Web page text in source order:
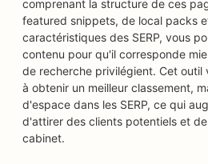
comprenant la structure de ces
featured snippets, de local packs
caractéristiques des SERP, vous
contenu pour qu'il corresponde
de recherche privilégient. Cet outil
à obtenir un meilleur classement,
d'espace dans les SERP, ce qui
d'attirer des clients potentiels et
cabinet.